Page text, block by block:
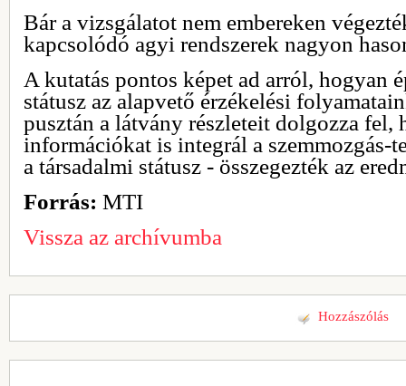
Bár a vizsgálatot nem embereken
kapcsolódó agyi rendszerek nagyon
A kutatás pontos képet ad arról, hogyan
státusz az alapvető érzékelési
pusztán a látvány részleteit dolgozza fel,
információkat is integrál a szemmozgás-
a társadalmi státusz - összegezték az
Forrás: MTI
Vissza az archívumba
Hozzászólás